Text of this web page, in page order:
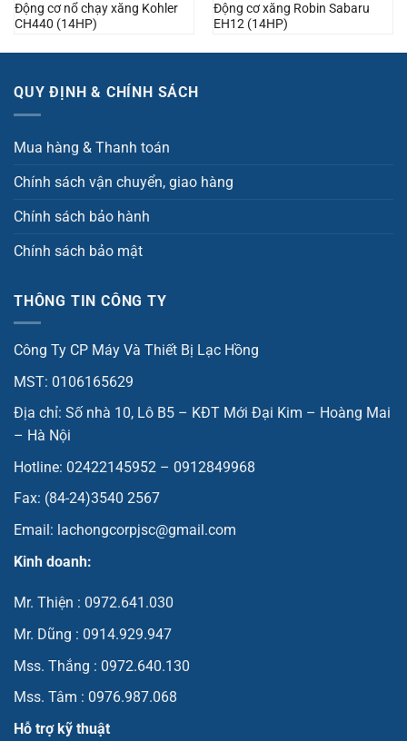
Động cơ nổ chạy xăng Kohler
CH440 (14HP)
Động cơ xăng Robin Sabaru
EH12 (14HP)
QUY ĐỊNH & CHÍNH SÁCH
Mua hàng & Thanh toán
Chính sách vận chuyển, giao hàng
Chính sách bảo hành
Chính sách bảo mật
THÔNG TIN CÔNG TY
Công Ty CP Máy Và Thiết Bị Lạc Hồng
MST: 0106165629
Địa chỉ: Số nhà 10, Lô B5 – KĐT Mới Đại Kim – Hoàng Mai
– Hà Nội
Hotline: 02422145952 – 0912849968
Fax: (84-24)3540 2567
Email: lachongcorpjsc@gmail.com
Kinh doanh:
Mr. Thiện : 0972.641.030
Mr. Dũng : 0914.929.947
Mss. Thắng : 0972.640.130
Mss. Tâm : 0976.987.068
Hỗ trợ kỹ thuật